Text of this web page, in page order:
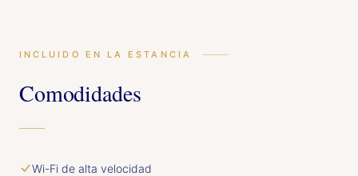
INCLUIDO EN LA ESTANCIA
Comodidades
Wi-Fi de alta velocidad